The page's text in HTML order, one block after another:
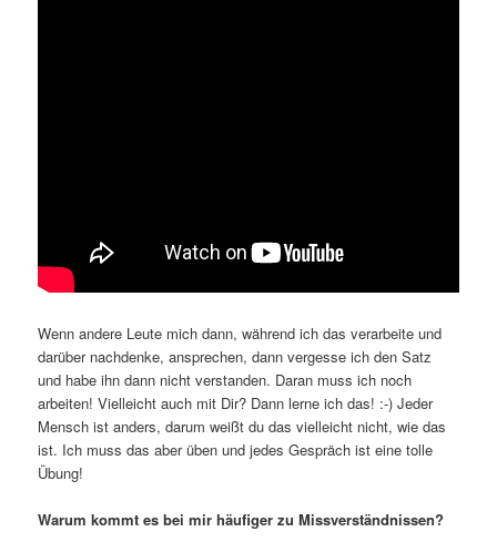
Wenn andere Leute mich dann, während ich das verarbeite und
darüber nachdenke, ansprechen, dann vergesse ich den Satz
und habe ihn dann nicht verstanden. Daran muss ich noch
arbeiten! Vielleicht auch mit Dir? Dann lerne ich das! :-) Jeder
Mensch ist anders, darum weißt du das vielleicht nicht, wie das
ist. Ich muss das aber üben und jedes Gespräch ist eine tolle
Übung!
Warum kommt es bei mir häufiger zu Missverständnissen?